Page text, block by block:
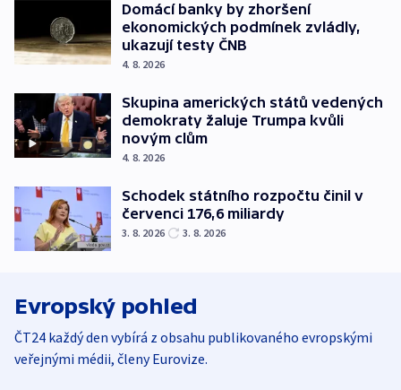
Domácí banky by zhoršení
ekonomických podmínek zvládly,
ukazují testy ČNB
4. 8. 2026
Skupina amerických států vedených
demokraty žaluje Trumpa kvůli
novým clům
4. 8. 2026
Schodek státního rozpočtu činil v
červenci 176,6 miliardy
3. 8. 2026 3. 8. 2026
Evropský pohled
ČT24 každý den vybírá z obsahu publikovaného evropskými
veřejnými médii, členy Eurovize.